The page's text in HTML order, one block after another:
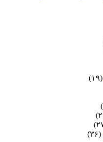
(۱۹)
(۳۶)